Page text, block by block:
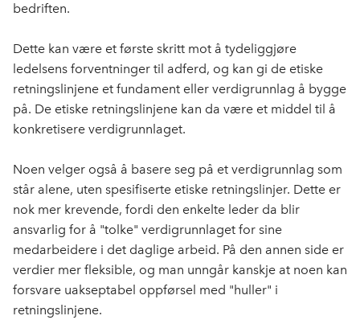
bedriften.
Dette kan være et første skritt mot å tydeliggjøre
ledelsens forventninger til adferd, og kan gi de etiske
retningslinjene et fundament eller verdigrunnlag å bygge
på. De etiske retningslinjene kan da være et middel til å
konkretisere verdigrunnlaget.
Noen velger også å basere seg på et verdigrunnlag som
står alene, uten spesifiserte etiske retningslinjer. Dette er
nok mer krevende, fordi den enkelte leder da blir
ansvarlig for å "tolke" verdigrunnlaget for sine
medarbeidere i det daglige arbeid. På den annen side er
verdier mer fleksible, og man unngår kanskje at noen kan
forsvare uakseptabel oppførsel med "huller" i
retningslinjene.